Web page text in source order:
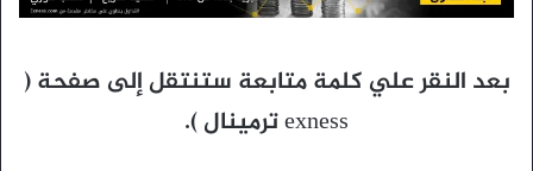
بعد النقر علي كلمة متابعة ستنتقل إلى صفحة (
exness ترمينال ).